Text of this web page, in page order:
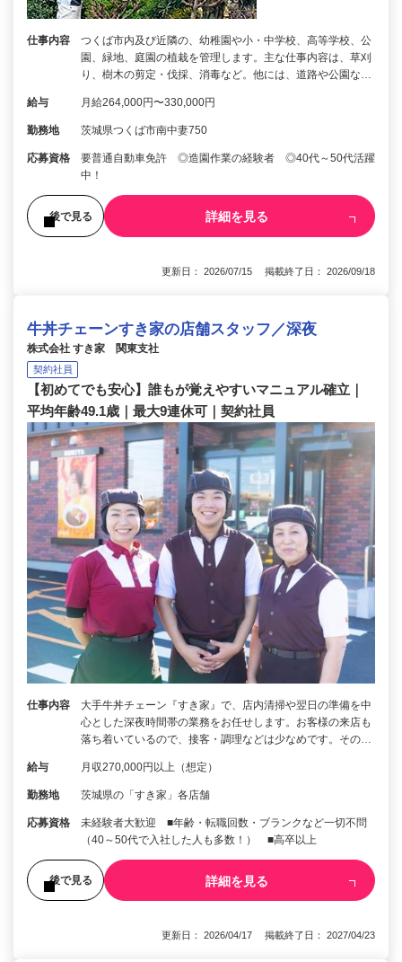
仕事内容
つくば市内及び近隣の、幼稚園や小・中学校、高等学校、公
園、緑地、庭園の植栽を管理します。主な仕事内容は、草刈
り、樹木の剪定・伐採、消毒など。他には、道路や公園な…
給与 月給264,000円〜330,000円
勤務地 茨城県つくば市南中妻750
応募資格
要普通自動車免許 ◎造園作業の経験者 ◎40代～50代活躍
中！
後で見る 詳細を見る
更新日： 2026/07/15 掲載終了日： 2026/09/18
牛丼チェーンすき家の店舗スタッフ／深夜
株式会社 すき家 関東支社
契約社員
【初めてでも安心】誰もが覚えやすいマニュアル確立｜
平均年齢49.1歳｜最大9連休可｜契約社員
仕事内容
大手牛丼チェーン『すき家』で、店内清掃や翌日の準備を中
心とした深夜時間帯の業務をお任せします。お客様の来店も
落ち着いているので、接客・調理などは少なめです。その…
給与 月収270,000円以上（想定）
勤務地 茨城県の「すき家」各店舗
応募資格
未経験者大歓迎 ■年齢・転職回数・ブランクなど一切不問
（40～50代で入社した人も多数！） ■高卒以上
後で見る 詳細を見る
更新日： 2026/04/17 掲載終了日： 2027/04/23